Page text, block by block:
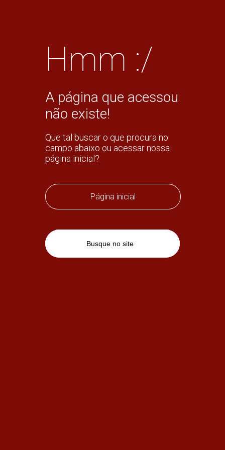
Hmm :/
A página que acessou
não existe!
Que tal buscar o que procura no
campo abaixo ou acessar nossa
página inicial?
Página inicial